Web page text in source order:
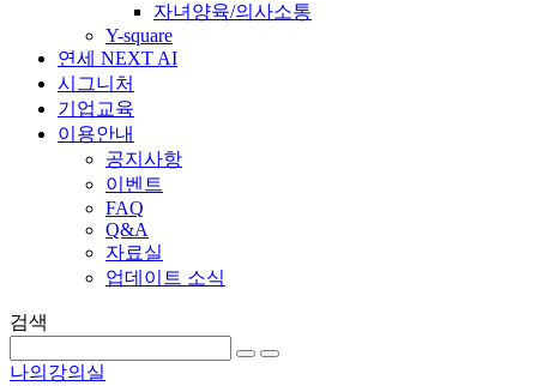
자녀양육/의사소통
Y-square
연세 NEXT AI
시그니처
기업교육
이용안내
공지사항
이벤트
FAQ
Q&A
자료실
업데이트 소식
검색
나의강의실